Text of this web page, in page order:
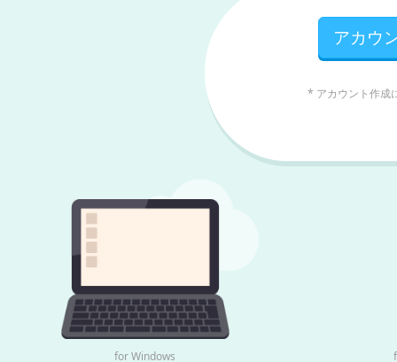
アカウ
* アカウント作成
for Windows